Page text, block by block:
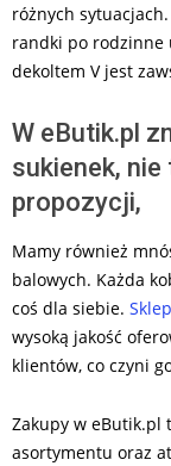
różnych
randki po rodzinne
dekoltem V jest
W eButik.pl
sukienek,
propozycji,
Mamy również
balowych. Każda
coś dla siebie. Sklep
wysoką jakość
klientów, co czyni
Zakupy w eButik.pl
asortymentu oraz